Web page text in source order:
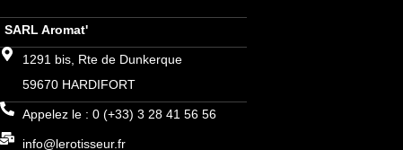
SARL Aromat'
1291 bis, Rte de Dunkerque
59670 HARDIFORT
Appelez le : 0 (+33) 3 28 41 56 56
info@lerotisseur.fr